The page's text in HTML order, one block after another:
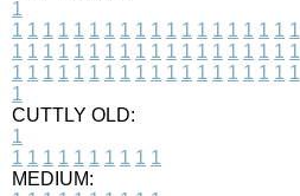
1
1 1 1 1 1 1 1 1 1 1 1 1 1 1 1 1 1 1 1
1 1 1 1 1 1 1 1 1 1 1 1 1 1 1 1 1 1 1
1 1 1 1 1 1 1 1 1 1 1 1 1 1 1 1 1 1 1
1
CUTTLY OLD:
1
1 1 1 1 1 1 1 1 1 1
MEDIUM: